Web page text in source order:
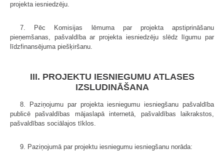
projekta iesniedzēju.
7. Pēc Komisijas lēmuma par projekta apstiprināšanu
pieņemšanas, pašvaldība ar projekta iesniedzēju slēdz līgumu par
līdzfinansējuma piešķiršanu.
III. PROJEKTU IESNIEGUMU ATLASES
IZSLUDINĀŠANA
8. Paziņojumu par projekta iesniegumu iesniegšanu pašvaldība
publicē pašvaldības mājaslapā internetā, pašvaldības laikrakstos,
pašvaldības sociālajos tīklos.
9. Paziņojumā par projektu iesniegumu iesniegšanu norāda: